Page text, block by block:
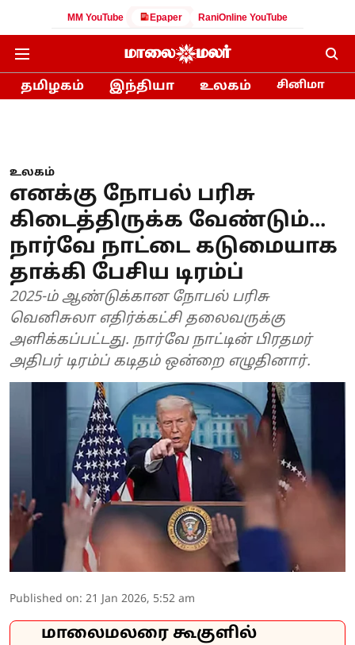
MM YouTube Epaper RaniOnline YouTube
தமிழகம் இந்தியா உலகம் சினிமா
உலகம்
எனக்கு நோபல் பரிசு
கிடைத்திருக்க வேண்டும்...
நார்வே நாட்டை கடுமையாக
தாக்கி பேசிய டிரம்ப்
2025-ம் ஆண்டுக்கான நோபல் பரிசு
வெனிசுலா எதிர்க்கட்சி தலைவருக்கு
அளிக்கப்பட்டது. நார்வே நாட்டின் பிரதமர்
அதிபர் டிரம்ப் கடிதம் ஒன்றை எழுதினார்.
Published on: 21 Jan 2026, 5:52 am
மாலைமலரை கூகுளில்